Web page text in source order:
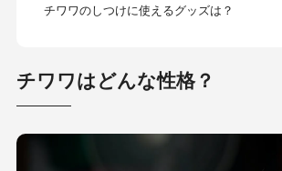
チワワのしつけに使えるグッズは？
チワワはどんな性格？